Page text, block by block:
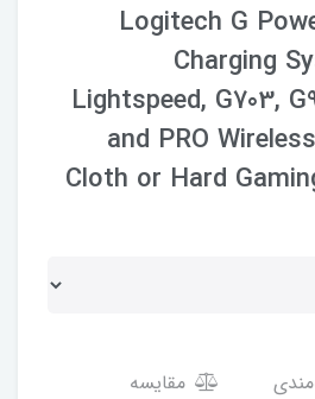
Logitech G
Charging
Lightspeed, G703,
and PRO
Cloth or Hard
مقایسه